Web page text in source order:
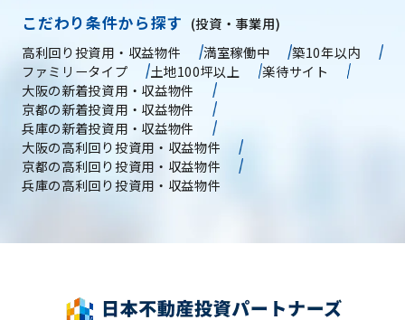
こだわり条件から探す (投資・事業用)
高利回り投資用・収益物件
満室稼働中
築10年以内
ファミリータイプ
土地100坪以上
楽待サイト
大阪の新着投資用・収益物件
京都の新着投資用・収益物件
兵庫の新着投資用・収益物件
大阪の高利回り投資用・収益物件
京都の高利回り投資用・収益物件
兵庫の高利回り投資用・収益物件